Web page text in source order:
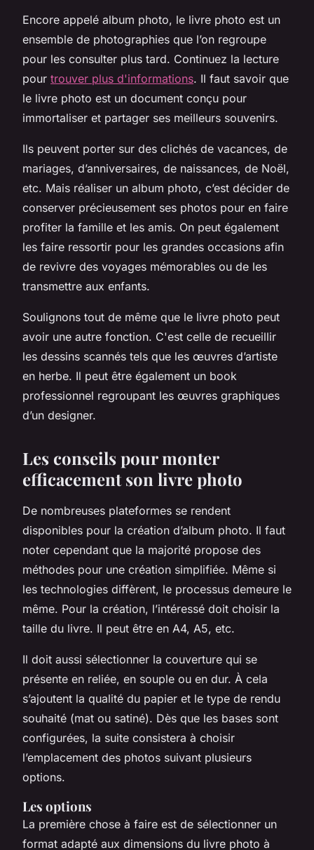
Encore appelé album photo, le livre photo est un
ensemble de photographies que l’on regroupe
pour les consulter plus tard. Continuez la lecture
pour trouver plus d'informations. Il faut savoir que
le livre photo est un document conçu pour
immortaliser et partager ses meilleurs souvenirs.
Ils peuvent porter sur des clichés de vacances, de
mariages, d’anniversaires, de naissances, de Noël,
etc. Mais réaliser un album photo, c’est décider de
conserver précieusement ses photos pour en faire
profiter la famille et les amis. On peut également
les faire ressortir pour les grandes occasions afin
de revivre des voyages mémorables ou de les
transmettre aux enfants.
Soulignons tout de même que le livre photo peut
avoir une autre fonction. C'est celle de recueillir
les dessins scannés tels que les œuvres d’artiste
en herbe. Il peut être également un book
professionnel regroupant les œuvres graphiques
d’un designer.
Les conseils pour monter
efficacement son livre photo
De nombreuses plateformes se rendent
disponibles pour la création d’album photo. Il faut
noter cependant que la majorité propose des
méthodes pour une création simplifiée. Même si
les technologies diffèrent, le processus demeure le
même. Pour la création, l’intéressé doit choisir la
taille du livre. Il peut être en A4, A5, etc.
Il doit aussi sélectionner la couverture qui se
présente en reliée, en souple ou en dur. À cela
s’ajoutent la qualité du papier et le type de rendu
souhaité (mat ou satiné). Dès que les bases sont
configurées, la suite consistera à choisir
l’emplacement des photos suivant plusieurs
options.
Les options
La première chose à faire est de sélectionner un
format adapté aux dimensions du livre photo à